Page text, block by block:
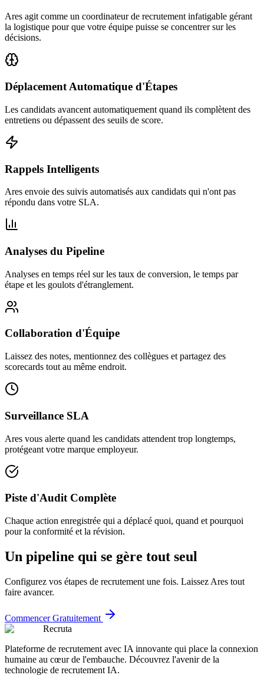
Ares agit comme un coordinateur de recrutement infatigable gérant
la logistique pour que votre équipe puisse se concentrer sur les
décisions.
Déplacement Automatique d'Étapes
Les candidats avancent automatiquement quand ils complètent des
entretiens ou dépassent des seuils de score.
Rappels Intelligents
Ares envoie des suivis automatisés aux candidats qui n'ont pas
répondu dans votre SLA.
Analyses du Pipeline
Analyses en temps réel sur les taux de conversion, le temps par
étape et les goulots d'étranglement.
Collaboration d'Équipe
Laissez des notes, mentionnez des collègues et partagez des
scorecards tout au même endroit.
Surveillance SLA
Ares vous alerte quand les candidats attendent trop longtemps,
protégeant votre marque employeur.
Piste d'Audit Complète
Chaque action enregistrée qui a déplacé quoi, quand et pourquoi
pour la conformité et la révision.
Un pipeline qui se gère tout seul
Configurez vos étapes de recrutement une fois. Laissez Ares tout
faire avancer.
Commencer Gratuitement
Recruta
Plateforme de recrutement avec IA innovante qui place la connexion
humaine au cœur de l'embauche. Découvrez l'avenir de la
technologie de recrutement IA.